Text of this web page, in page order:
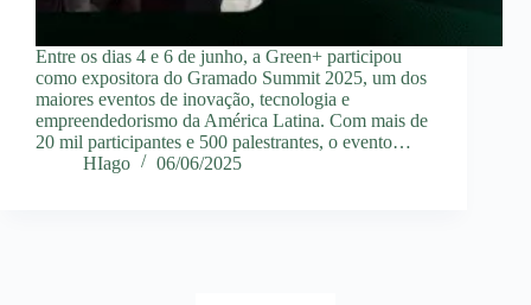
Entre os dias 4 e 6 de junho, a Green+ participou
como expositora do Gramado Summit 2025, um dos
maiores eventos de inovação, tecnologia e
empreendedorismo da América Latina. Com mais de
20 mil participantes e 500 palestrantes, o evento…
HIago
06/06/2025